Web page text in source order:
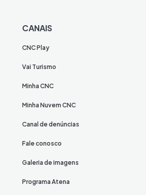
CANAIS
CNC Play
Vai Turismo
Minha CNC
Minha Nuvem CNC
Canal de denúncias
Fale conosco
Galeria de imagens
Programa Atena